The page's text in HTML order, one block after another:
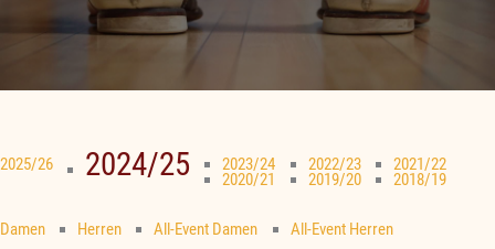
2025/26 2024/25 2023/24 2022/23 2021/22
2020/21 2019/20 2018/19
Damen Herren All-Event Damen
All-Event Herren